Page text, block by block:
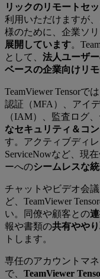
リックのリモートセ
利用いただけますが
様のために、企業ソリ
展開しています。
として、 法人ユーザ
ベースの企業向けリ
TeamViewer Tensorで
認証（MFA）、アイ
（IAM）、監査ログ
なセキュリティ＆コ
す。アクティブディレ
ServiceNowなど、現
ーへのシームレスな
チャットやビデオ会
ど、TeamViewer
い。同僚や顧客との
報や書類の共有やや
トします。
専任のアカウントマ
で、 TeamViewer